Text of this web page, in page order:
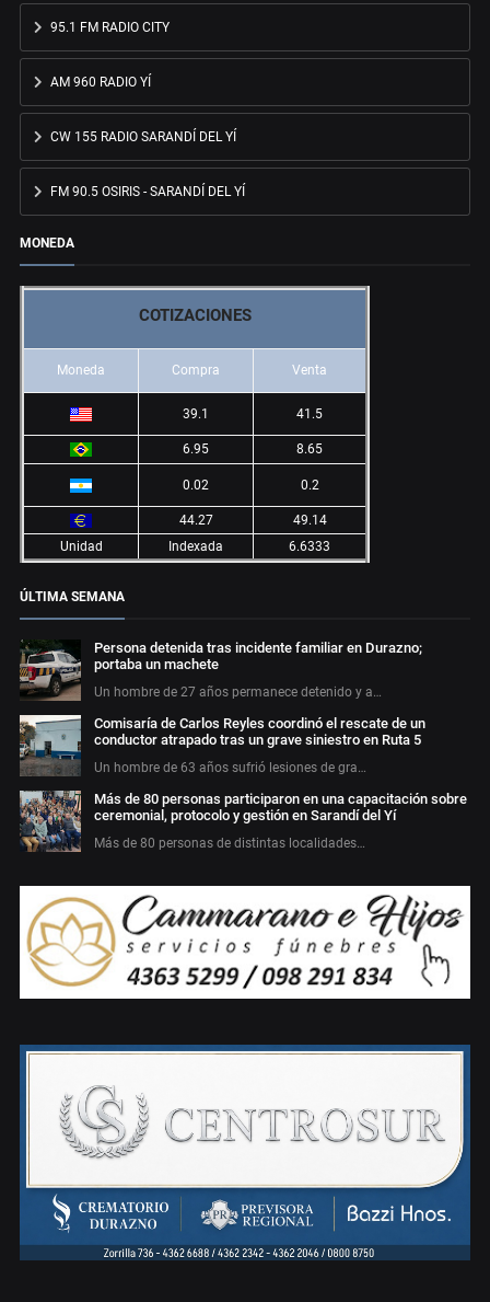
95.1 FM RADIO CITY
AM 960 RADIO YÍ
CW 155 RADIO SARANDÍ DEL YÍ
FM 90.5 OSIRIS - SARANDÍ DEL YÍ
MONEDA
COTIZACIONES
Moneda Compra Venta
39.1 41.5
6.95 8.65
0.02 0.2
44.27
49.14
Unidad
Indexada 6.6333
ÚLTIMA SEMANA
Persona detenida tras incidente familiar en Durazno;
portaba un machete
Un hombre de 27 años permanece detenido y a…
Comisaría de Carlos Reyles coordinó el rescate de un
conductor atrapado tras un grave siniestro en Ruta 5
Un hombre de 63 años sufrió lesiones de gra…
Más de 80 personas participaron en una capacitación sobre
ceremonial, protocolo y gestión en Sarandí del Yí
Más de 80 personas de distintas localidades…